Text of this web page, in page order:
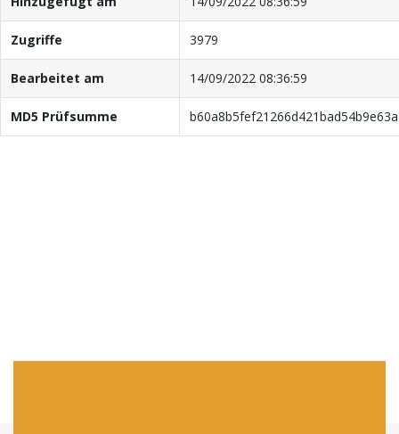
Zugriffe 3979
Bearbeitet am 14/09/2022 08:36:59
MD5 Prüfsumme